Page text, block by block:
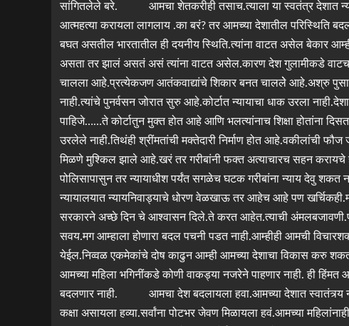
सांगितलेले बरे. आमचा शेतकरीही तसाच.त्याला या स्वतंत्र देशात
आत्महत्या करायला लागलाय .का बरं? तर आमच्या देशातील
बघत असतील भारतातील ही दयनीय स्थिति.त्यांना वाटत असेल बेकार
असता तर झालं असतं असं त्यांना वाटत असेल.कारण देश गुलामीकडे
चालला आहे.प्रत्येकजण आतंकवाद्यांचे शिकार बनत चाललेे आहे.अश्रु
नाही.त्यांचे पुनर्वसन जोरात सुरु आहे.कोर्टात न्यायाचा धाक उरला
पाहिजे……ते कोर्टातुन मुक्त होत आहे आणि भलत्यांनाच शिक्षा होतांना
उरलेले नाही.तिथंही श्रींमतांची मक्तेदारी निर्माण होत आहे.वकीलांची
मिळणे मुश्किल झाले आहे.खरं तर गरीबांनी फक्त अत्याचारच सहन
पोलिसापासुन तर न्यायाधीश पर्यंत सगळेच घटक गरीबांना न्याय देवु शकत
न्यायालयात न्यायनिवाड्याचे धोरण वेळखाऊ तर आहेच आहे पण
सरकारने अच्छे दिन चे आश्वासन दिले.ते करत आहेत.त्याची
सवय.मग आम्हाला होणारा बदल पचनी पडत नाही.आम्हीही आमची
येईल.निव्वळ एकमेकांचे दोष काढुन आम्ही आमच्या देशाचा विकास करु शकत
आमच्या महिला भगिनींकडे कोणी वाकड्या नजरेने पाहणार नाही. ही हिंमत
बदलणार नाही. आमचा देश बदलायला हवा.आमच्या देशात स्वातंत्र्य
कक्षा असायला हव्या.सर्वांना पोटभर जेवण मिळायला हवं.आमच्या